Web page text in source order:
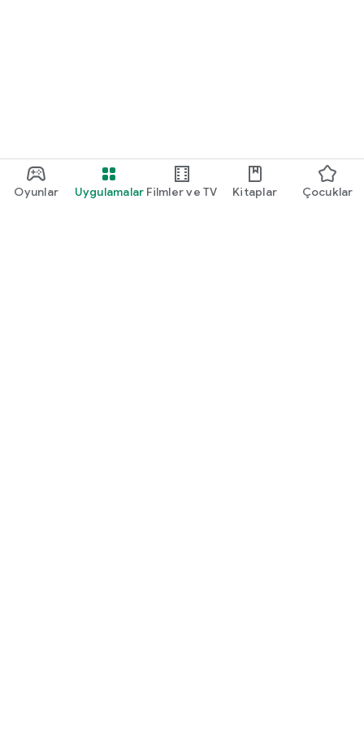
Oyunlar Uygulamalar Filmler ve TV Kitaplar Çocuklar